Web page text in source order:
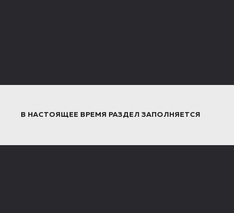
В НАСТОЯЩЕЕ ВРЕМЯ РАЗДЕЛ ЗАПОЛНЯЕТСЯ